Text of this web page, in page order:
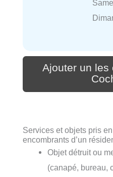
Ajouter un les
Services et objets pris
encombrants d’un
Objet détruit ou
(canapé, bureau,